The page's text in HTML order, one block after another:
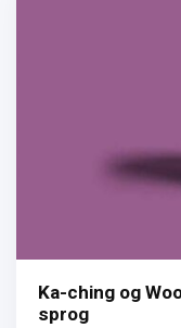
Ka-ching og
sprog